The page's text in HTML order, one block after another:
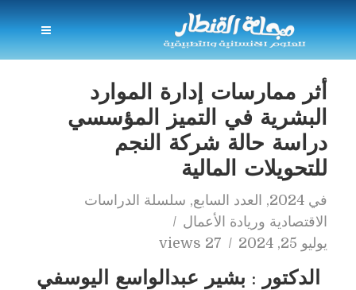
أثر ممارسات إدارة الموارد
البشرية في التميز المؤسسي
دراسة حالة شركة النجم
للتحويلات المالية
في 2024
, العدد السابع, سلسلة الدراسات
الاقتصادية وريادة الأعمال
يوليو 25, 2024
27 views
الدكتور : بشير عبدالواسع اليوسفي